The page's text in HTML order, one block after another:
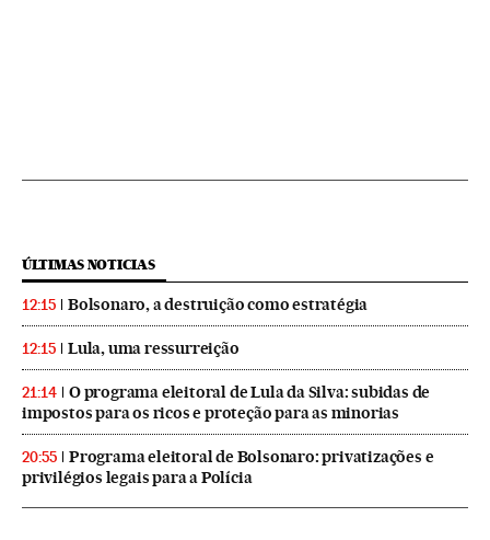
ÚLTIMAS NOTICIAS
12:15 Bolsonaro, a destruição como estratégia
12:15 Lula, uma ressurreição
21:14
O programa eleitoral de Lula da Silva: subidas de
impostos para os ricos e proteção para as minorias
20:55
Programa eleitoral de Bolsonaro: privatizações e
privilégios legais para a Polícia